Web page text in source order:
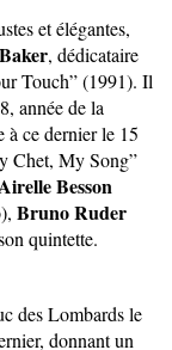
et élégantes,
, dédicataire
Touch” (1991). Il
année de la
à ce dernier le 15
Chet, My Song”
Besson
Bruno Ruder
quintette.
des Lombards le
donnant un